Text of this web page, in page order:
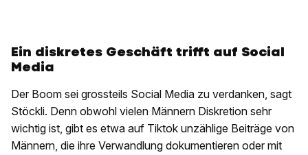
Ein diskretes Geschäft trifft auf Social
Media
Der Boom sei grossteils Social Media zu verdanken, sagt
Stöckli. Denn obwohl vielen Männern Diskretion sehr
wichtig ist, gibt es etwa auf Tiktok unzählige Beiträge von
Männern, die ihre Verwandlung dokumentieren oder mit